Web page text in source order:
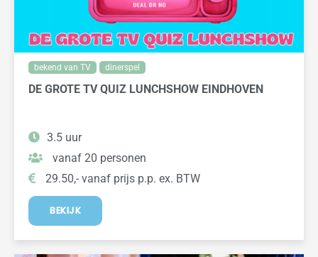
bekend van TV dinerspel
DE GROTE TV QUIZ LUNCHSHOW EINDHOVEN
3.5 uur
vanaf 20 personen
29.50,- vanaf prijs p.p. ex. BTW
BEKIJK